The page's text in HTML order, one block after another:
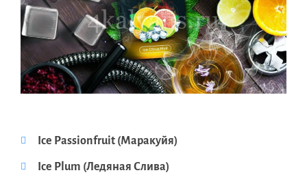
Ice Passionfruit (Маракуйя)
Ice Plum (Ледяная Слива)